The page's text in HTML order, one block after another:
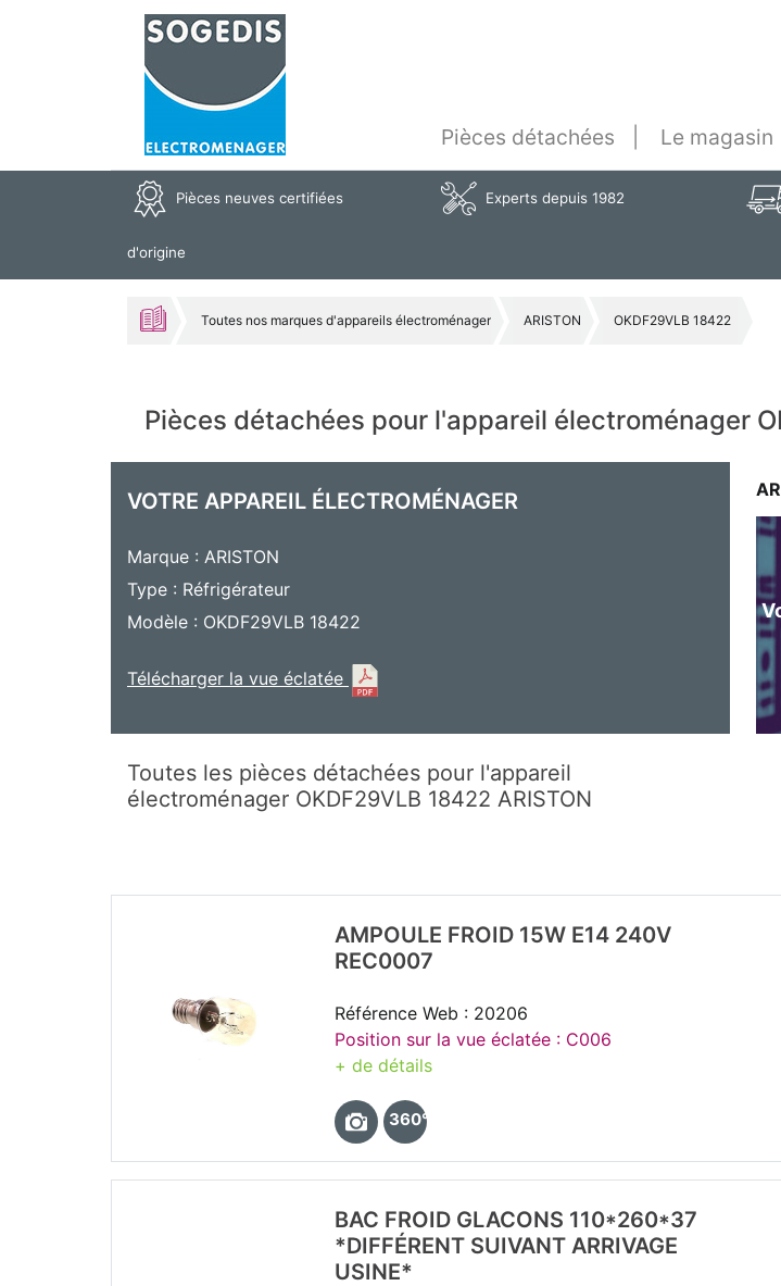
Pièces détachées Le magasin
Pièces neuves certifiées
d'origine
Experts depuis 1982
Toutes nos marques d'appareils électroménager ARISTON OKDF29VLB 18422
Pièces détachées pour l'appareil électroménager
VOTRE APPAREIL ÉLECTROMÉNAGER
Marque : ARISTON
Type : Réfrigérateur
Modèle : OKDF29VLB 18422
Télécharger la vue éclatée
Toutes les pièces détachées pour l'appareil
électroménager OKDF29VLB 18422 ARISTON
AMPOULE FROID 15W E14 240V
REC0007
Référence Web : 20206
Position sur la vue éclatée : C006
+ de détails
360°
BAC FROID GLACONS 110*260*37
*DIFFÉRENT SUIVANT ARRIVAGE
USINE*